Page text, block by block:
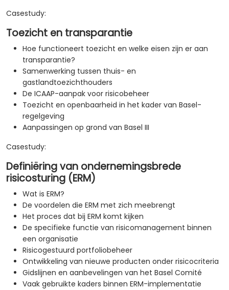
Casestudy:
Toezicht en transparantie
Hoe functioneert toezicht en welke eisen zijn er aan
transparantie?
Samenwerking tussen thuis- en
gastlandtoezichthouders
De ICAAP-aanpak voor risicobeheer
Toezicht en openbaarheid in het kader van Basel-
regelgeving
Aanpassingen op grond van Basel III
Casestudy:
Definiëring van ondernemingsbrede
risicosturing (ERM)
Wat is ERM?
De voordelen die ERM met zich meebrengt
Het proces dat bij ERM komt kijken
De specifieke functie van risicomanagement binnen
een organisatie
Risicogestuurd portfoliobeheer
Ontwikkeling van nieuwe producten onder risicocriteria
Gidslijnen en aanbevelingen van het Basel Comité
Vaak gebruikte kaders binnen ERM-implementatie